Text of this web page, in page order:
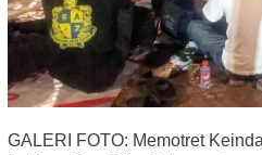
GALERI FOTO: Memotret